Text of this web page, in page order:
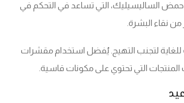
الساليسيليك، التي تساعد في التحكم في
نقاء البشرة.
لتجنب التهيج. يُفضل استخدام مقشرات
التي تحتوي على مكونات قاسية.